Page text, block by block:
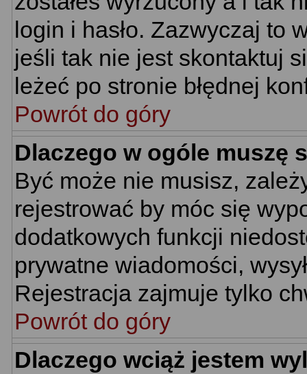
login i hasło. Zazwyczaj to
jeśli tak nie jest skontaktuj
leżeć po stronie błędnej
Powrót do góry
Dlaczego w ogóle muszę
Być może nie musisz,
rejestrować by móc się
dodatkowych funkcji
prywatne wiadomości,
Rejestracja zajmuje tylko
Powrót do góry
Dlaczego wciąż jestem